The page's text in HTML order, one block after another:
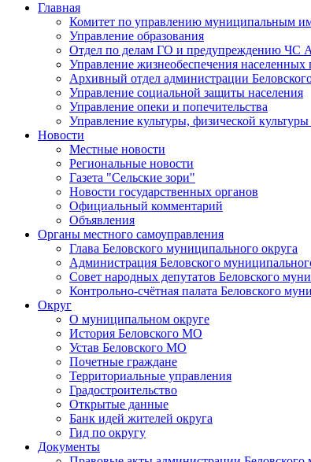
Главная
Комитет по управлению муниципальным
Управление образования
Отдел по делам ГО и предупреждению
Управление жизнеобеспечения населенных
Архивный отдел администрации
Управление социальной защиты населения
Управление опеки и попечительства
Управление культуры, физической
Новости
Местные новости
Региональные новости
Газета "Сельские зори"
Новости государственных органов
Официальный комментарий
Объявления
Органы местного самоуправления
Глава Беловского муниципального округа
Администрация Беловского
Совет народных депутатов Беловского
Контрольно-счётная палата Беловского
Округ
О муниципальном округе
История Беловского МО
Устав Беловского МО
Почетные граждане
Территориальные управления
Градостроительство
Открытые данные
Банк идей жителей округа
Гид по округу
Документы